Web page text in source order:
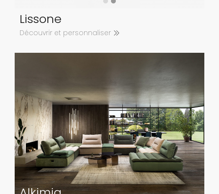
Lissone
Découvrir et personnaliser